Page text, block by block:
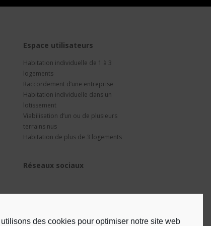
utilisons des cookies pour optimiser notre site web
Espace utilisateurs
Habitation individuelle de 1 à 3
logements
Raccordement d’une entreprise
Habitation individuelle dans un
lotissement
Viabilisation d’un ou de plusieurs
terrains nus
Habitation de plus de 3 logements
Réseaux sociaux